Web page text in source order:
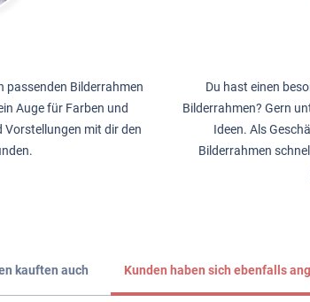
passenden Bilderrahmen
Auge für Farben und
Vorstellungen mit dir den
Du hast einen
Bilderrahmen? Gern
Ideen. Als
Bilderrahmen
kauften auch Kunden haben sich ebenfalls